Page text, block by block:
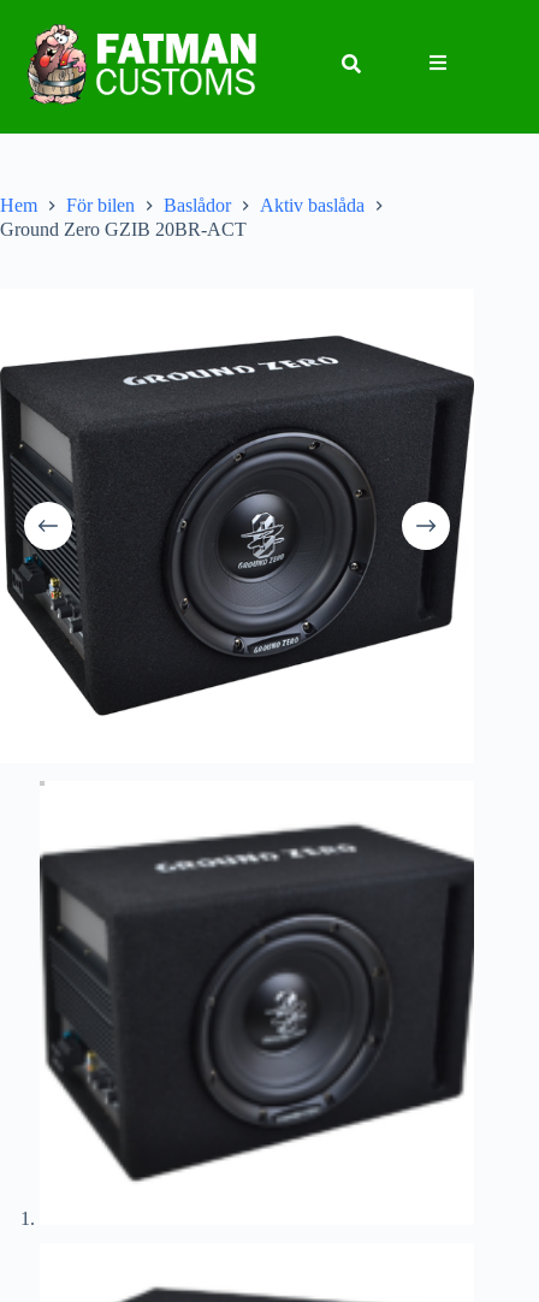
Hem För bilen Baslådor
Aktiv baslåda
Ground Zero GZIB 20BR-ACT